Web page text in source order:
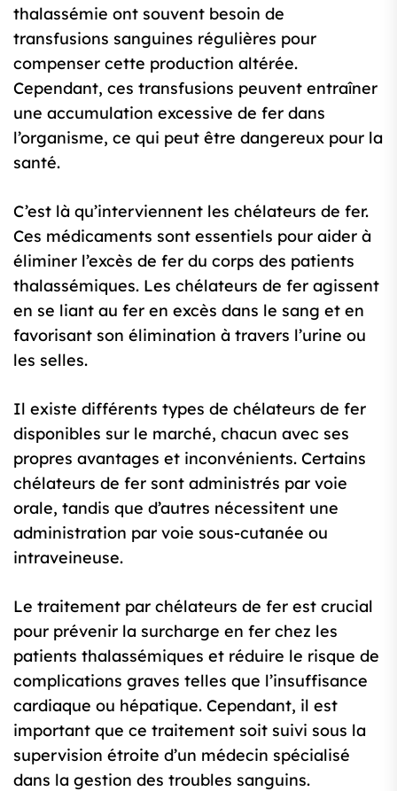
thalassémie ont souvent besoin de
transfusions sanguines régulières pour
compenser cette production altérée.
Cependant, ces transfusions peuvent entraîner
une accumulation excessive de fer dans
l’organisme, ce qui peut être dangereux pour la
santé.
C’est là qu’interviennent les chélateurs de fer.
Ces médicaments sont essentiels pour aider à
éliminer l’excès de fer du corps des patients
thalassémiques. Les chélateurs de fer agissent
en se liant au fer en excès dans le sang et en
favorisant son élimination à travers l’urine ou
les selles.
Il existe différents types de chélateurs de fer
disponibles sur le marché, chacun avec ses
propres avantages et inconvénients. Certains
chélateurs de fer sont administrés par voie
orale, tandis que d’autres nécessitent une
administration par voie sous-cutanée ou
intraveineuse.
Le traitement par chélateurs de fer est crucial
pour prévenir la surcharge en fer chez les
patients thalassémiques et réduire le risque de
complications graves telles que l’insuffisance
cardiaque ou hépatique. Cependant, il est
important que ce traitement soit suivi sous la
supervision étroite d’un médecin spécialisé
dans la gestion des troubles sanguins.